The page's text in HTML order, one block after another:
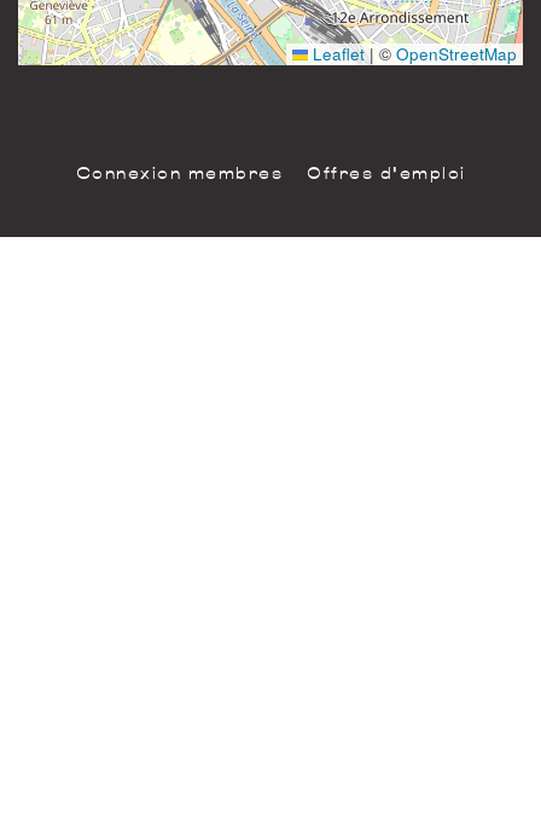
Leaflet |©OpenStreetMap
75011 Paris
France
Connexion membres Offres d'emploi